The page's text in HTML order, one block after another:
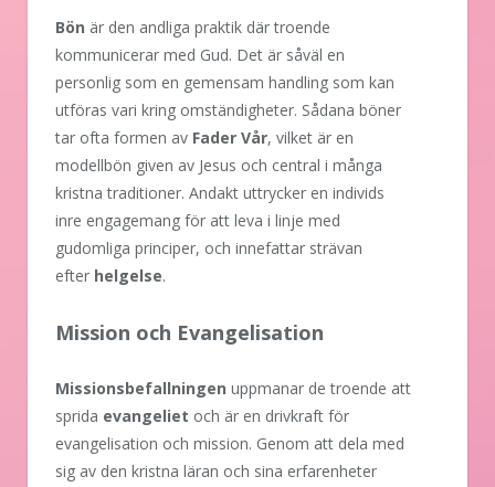
Bön är den andliga praktik där troende
kommunicerar med Gud. Det är såväl en
personlig som en gemensam handling som kan
utföras vari kring omständigheter. Sådana böner
tar ofta formen av Fader Vår, vilket är en
modellbön given av Jesus och central i många
kristna traditioner. Andakt uttrycker en individs
inre engagemang för att leva i linje med
gudomliga principer, och innefattar strävan
efter helgelse.
Mission och Evangelisation
Missionsbefallningen uppmanar de troende att
sprida evangeliet och är en drivkraft för
evangelisation och mission. Genom att dela med
sig av den kristna läran och sina erfarenheter